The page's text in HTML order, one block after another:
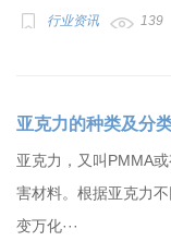
行业资讯 139
亚克力的种类及分
亚克力，又叫PMMA
害材料。根据亚克力
变万化···